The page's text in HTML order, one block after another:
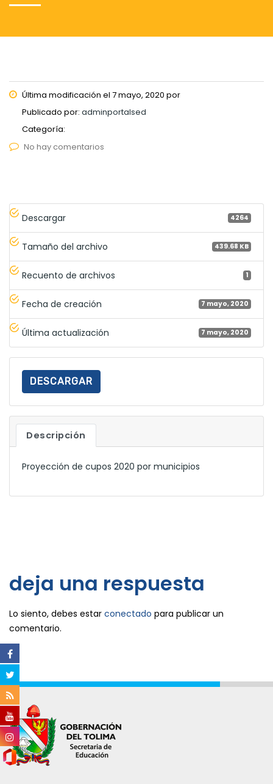
Última modificación el 7 mayo, 2020 por
Publicado por: adminportalsed
Categoría:
No hay comentarios
Descargar 4264
Tamaño del archivo 439.68 KB
Recuento de archivos 1
Fecha de creación 7 mayo, 2020
Última actualización 7 mayo, 2020
DESCARGAR
Descripción
Proyección de cupos 2020 por municipios
deja una respuesta
Lo siento, debes estar conectado para publicar un
comentario.